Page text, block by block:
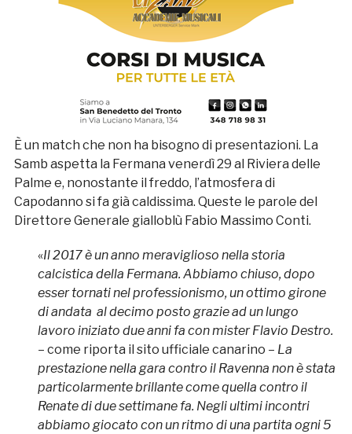
È un match che non ha bisogno di presentazioni. La
Samb aspetta la Fermana venerdì 29 al Riviera delle
Palme e, nonostante il freddo, l’atmosfera di
Capodanno si fa già caldissima. Queste le parole del
Direttore Generale gialloblù Fabio Massimo Conti.
«Il 2017 è un anno meraviglioso nella storia
calcistica della Fermana. Abbiamo chiuso, dopo
esser tornati nel professionismo, un ottimo girone
di andata al decimo posto grazie ad un lungo
lavoro iniziato due anni fa con mister Flavio Destro.
– come riporta il sito ufficiale canarino – La
prestazione nella gara contro il Ravenna non è stata
particolarmente brillante come quella contro il
Renate di due settimane fa. Negli ultimi incontri
abbiamo giocato con un ritmo di una partita ogni 5